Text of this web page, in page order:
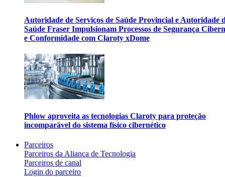
Autoridade de Serviços de Saúde Provincial e Autoridade
Saúde Fraser Impulsionam Processos de Segurança
e Conformidade com Claroty xDome
Phlow aproveita as tecnologias Claroty para proteção
incomparável do sistema físico cibernético
Parceiros
Parceiros da Aliança de Tecnologia
Parceiros de canal
Login do parceiro